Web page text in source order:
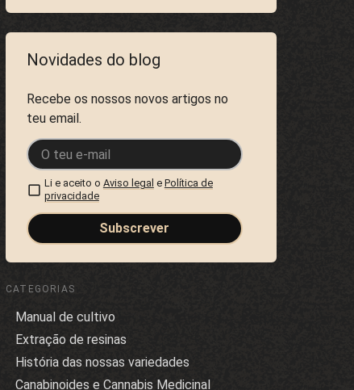
Novidades do blog
Recebe os nossos novos artigos no
teu email.
Li e aceito o Aviso legal e Política de
privacidade
Subscrever
CATEGORIAS
Manual de cultivo
Extração de resinas
História das nossas variedades
Canabinoides e Cannabis Medicinal